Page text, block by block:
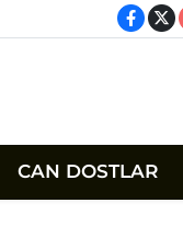
CAN DOSTLAR